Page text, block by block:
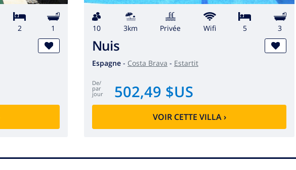
2 1 10 3km privée wifi 5 3
Nuis
Espagne - Costa Brava - Estartit
de/
par
jour 502,49 $US
VOIR CETTE VILLA›